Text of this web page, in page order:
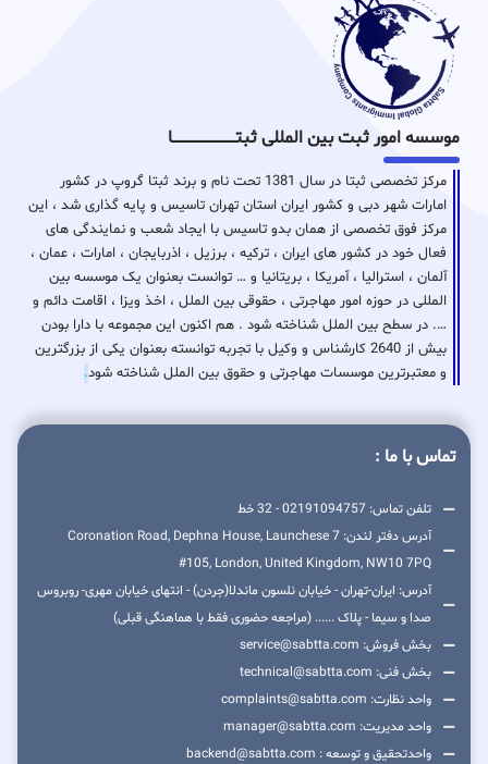
موسسه امور ثبت بین المللی ثبتـــــــــــــــــــــــــــــا
مرکز تخصصی ثبتا در سال 1381 تحت نام و برند ثبتا گروپ در کشور
امارات شهر دبی و کشور ایران استان تهران تاسیس و پایه گذاری شد ، این
مرکز فوق تخصصی از همان بدو تاسیس با ایجاد شعب و نمایندگی های
فعال خود در کشور های ایران ، ترکیه ، برزیل ، اذربایجان ، امارات ، عمان ،
آلمان ، استرالیا ، آمریکا ، بریتانیا و … توانست بعنوان یک موسسه بین
المللی در حوزه امور مهاجرتی ، حقوقی بین الملل ، اخذ ویزا ، اقامت دائم و
…. در سطح بین الملل شناخته شود . هم اکنون این مجموعه با دارا بودن
بیش از 2640 کارشناس و وکیل با تجربه توانسته بعنوان یکی از بزرگترین
و معتبرترین موسسات مهاجرتی و حقوق بین الملل شناخته شود.
تماس با ما :
تلفن تماس: 02191094757 - 32 خط
آدرس دفتر لندن: 7 Coronation Road, Dephna House, Launchese
#105, London, United Kingdom, NW10 7PQ
آدرس: ایران-تهران - خیابان نلسون ماندلا(جردن) - انتهای خیابان مهری- روبروس
صدا و سیما - پلاک ...... (مراجعه حضوری فقط با هماهنگی قبلی)
بخش فروش: service@sabtta.com
بخش فنی: technical@sabtta.com
واحد نظارت: complaints@sabtta.com
واحد مدیریت: manager@sabtta.com
واحدتحقیق و توسعه : backend@sabtta.com